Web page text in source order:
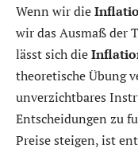
Wenn wir die
wir das Ausmaß der
lässt sich die
theoretische Übung
unverzichtbares
Entscheidungen zu
Preise steigen, ist